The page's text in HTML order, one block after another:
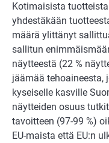
Kotimaisista
yhdestäkään
määrä ylittänyt
sallitun
näytteestä (22 %
jäämää tehoaineesta,
kyseiselle kasville
näytteiden osuus
tavoitteen (97-99 %)
EU-maista että EU:n